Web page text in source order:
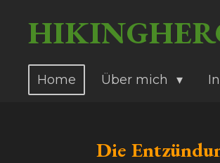
Hauptinhalt
springen
Home Über mich
Die